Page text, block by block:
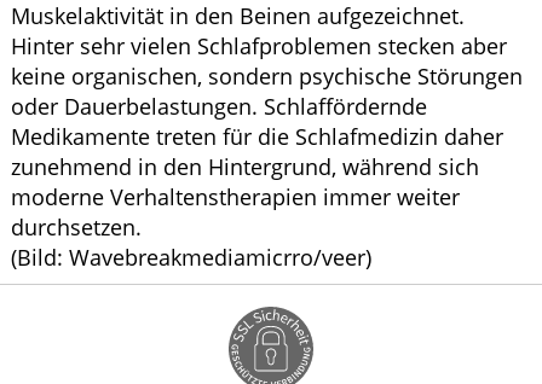
Muskelaktivität in den Beinen aufgezeichnet.
Hinter sehr vielen Schlafproblemen stecken aber
keine organischen, sondern psychische Störungen
oder Dauerbelastungen. Schlaffördernde
Medikamente treten für die Schlafmedizin daher
zunehmend in den Hintergrund, während sich
moderne Verhaltenstherapien immer weiter
durchsetzen.
(Bild: Wavebreakmediamicrro/veer)